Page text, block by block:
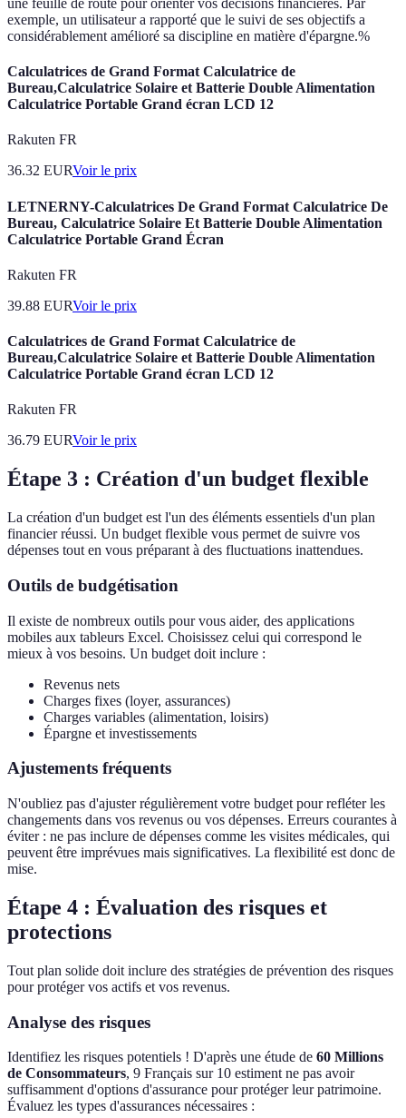
exemple, un utilisateur a rapporté que le suivi de ses objectifs a
considérablement amélioré sa discipline en matière d'épargne.%
Calculatrices de Grand Format Calculatrice de
Bureau,Calculatrice Solaire et Batterie Double Alimentation
Calculatrice Portable Grand écran LCD 12
Rakuten FR
36.32 EURVoir le prix
LETNERNY-Calculatrices De Grand Format Calculatrice De
Bureau, Calculatrice Solaire Et Batterie Double Alimentation
Calculatrice Portable Grand Écran
Rakuten FR
39.88 EURVoir le prix
Calculatrices de Grand Format Calculatrice de
Bureau,Calculatrice Solaire et Batterie Double Alimentation
Calculatrice Portable Grand écran LCD 12
Rakuten FR
36.79 EURVoir le prix
Étape 3 : Création d'un budget flexible
La création d'un budget est l'un des éléments essentiels d'un plan
financier réussi. Un budget flexible vous permet de suivre vos
dépenses tout en vous préparant à des fluctuations inattendues.
Outils de budgétisation
Il existe de nombreux outils pour vous aider, des applications
mobiles aux tableurs Excel. Choisissez celui qui correspond le
mieux à vos besoins. Un budget doit inclure :
Revenus nets
Charges fixes (loyer, assurances)
Charges variables (alimentation, loisirs)
Épargne et investissements
Ajustements fréquents
N'oubliez pas d'ajuster régulièrement votre budget pour refléter les
changements dans vos revenus ou vos dépenses. Erreurs courantes à
éviter : ne pas inclure de dépenses comme les visites médicales, qui
peuvent être imprévues mais significatives. La flexibilité est donc de
mise.
Étape 4 : Évaluation des risques et
protections
Tout plan solide doit inclure des stratégies de prévention des risques
pour protéger vos actifs et vos revenus.
Analyse des risques
Identifiez les risques potentiels ! D'après une étude de 60 Millions
de Consommateurs, 9 Français sur 10 estiment ne pas avoir
suffisamment d'options d'assurance pour protéger leur patrimoine.
Évaluez les types d'assurances nécessaires :